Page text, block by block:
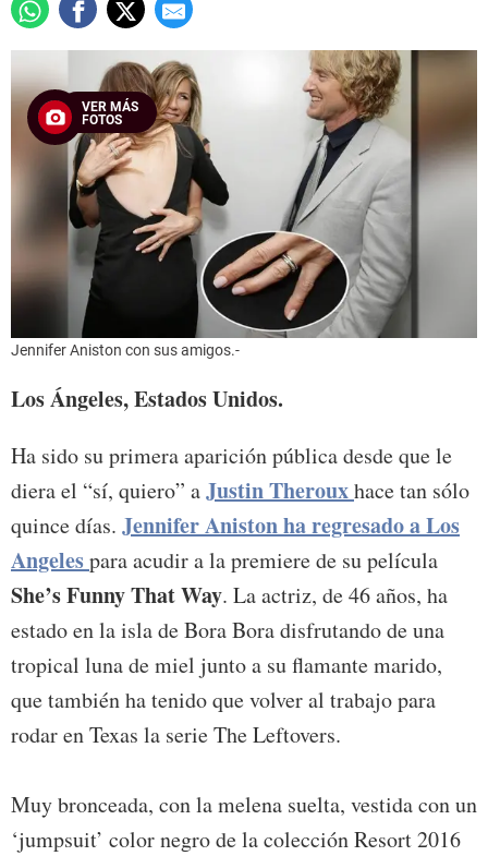
VER MÁS
FOTOS
Jennifer Aniston con sus amigos.-
Los Ángeles, Estados Unidos.
Ha sido su primera aparición pública desde que le
diera el “sí, quiero” aJustin Therouxhace tan sólo
quince días. Jennifer Aniston ha regresado a Los
Angelespara acudir a la premiere de su película
She’s Funny That Way. La actriz, de 46 años, ha
estado en la isla de Bora Bora disfrutando de una
tropical luna de miel junto a su flamante marido,
que también ha tenido que volver al trabajo para
rodar en Texas la serie The Leftovers.
Muy bronceada, con la melena suelta, vestida con un
‘jumpsuit’ color negro de la colección Resort 2016